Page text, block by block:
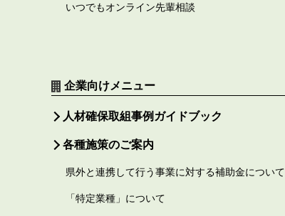
いつでもオンライン先輩相談
企業向けメニュー
人材確保取組事例ガイドブック
各種施策のご案内
県外と連携して行う事業に対する補助金について
「特定業種」について